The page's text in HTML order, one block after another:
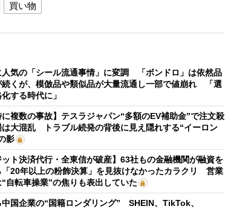
買い物
人気の「シール流通事情」に変調 「ボンドロ」は依然品
続くが、模倣品や類似品が大量流通し一部で値崩れ 「選
する時代に」
に複数の事故】テスラジャパン“多額のEV補助金”で注文殺
は大混乱 トラブル続発の背後に見え隠れする“イーロン
影
ット決済代行・全東信が破産】63社もの金融機関が融資を
「20年以上の粉飾決算」を見抜けなかったカラクリ 営業
自転車操業”の焦りも表出していた
国企業の“国籍ロンダリング” SHEIN、TikTok、